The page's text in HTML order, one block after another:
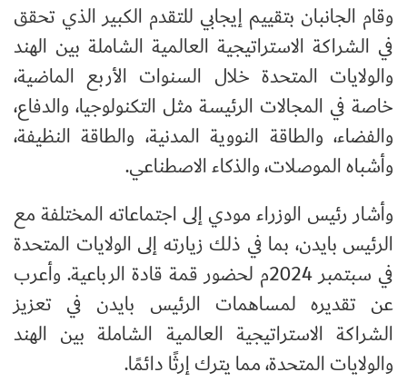
وقام الجانبان بتقييم إيجابي للتقدم الكبير الذي تحقق
في الشراكة الاستراتيجية العالمية الشاملة بين الهند
والولايات المتحدة خلال السنوات الأربع الماضية،
خاصة في المجالات الرئيسة مثل التكنولوجيا، والدفاع،
والفضاء، والطاقة النووية المدنية، والطاقة النظيفة،
وأشباه الموصلات، والذكاء الاصطناعي.
وأشار رئيس الوزراء مودي إلى اجتماعاته المختلفة مع
الرئيس بايدن، بما في ذلك زيارته إلى الولايات المتحدة
في سبتمبر 2024م لحضور قمة قادة الرباعية. وأعرب
عن تقديره لمساهمات الرئيس بايدن في تعزيز
الشراكة الاستراتيجية العالمية الشاملة بين الهند
والولايات المتحدة، مما يترك إرثًا دائمًا.